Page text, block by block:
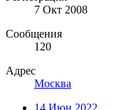
7 Окт 2008
Сообщения
120
Адрес
Москва